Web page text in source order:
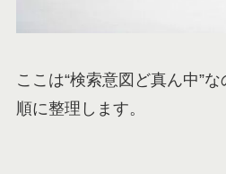
ここは“検索意図ど真ん中”
順に整理します。